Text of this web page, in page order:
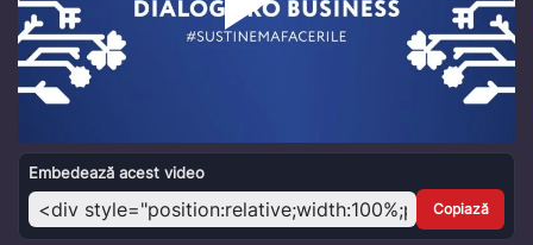
Play
Video
Embedează acest video
Copiază